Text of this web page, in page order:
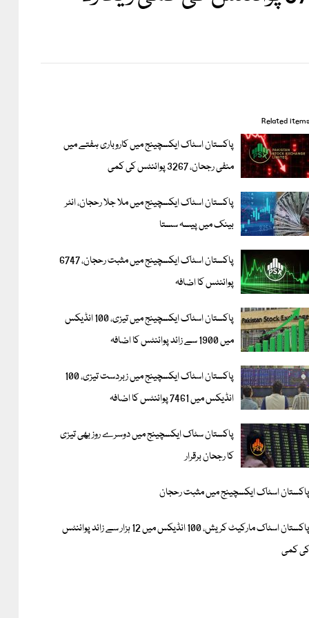
Related items
پاکستان اسٹاک ایکسچینج میں کاروباری ہفتے میں
منفی رجحان، 3267 پوائنٹس کی کمی
پاکستان اسٹاک ایکسچینج میں ملا جلا رحجان، انٹر
بینک میں پیسہ سستا
پاکستان اسٹاک ایکسچینج میں مثبت رحجان، 6747
پوائنٹس کا اضافہ
پاکستان اسٹاک ایکسچینج میں تیزی، 100 انڈیکس
میں 1900 سے زائد پوائنٹس کا اضافہ
پاکستان اسٹاک ایکسچینج میں زبردست تیزی، 100
انڈیکس میں 7461 پوائنٹس کا اضافہ
پاکستان سٹاک ایکسچینج میں دوسرے روز بھی تیزی
کا رجحان برقرار
پاکستان اسٹاک ایکسچینج میں مثبت رحجان
پاکستان اسٹاک مارکیٹ کریش، 100 انڈیکس میں 12 ہزار سے زائد پوائنٹس
کی کمی